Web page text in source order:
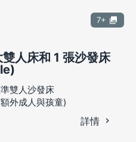
7+
人床和 1 張沙發床
雙人沙發床
外成人與孩童)
詳情